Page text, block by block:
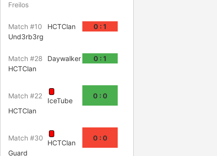
Freilos
Match #10 HCTClan
0 : 1
Und3rb3rg
Match #28 Daywalker
0 : 1
HCTClan
Match #22
IceTube
0 : 0
HCTClan
Match #30
HCTClan
0 : 0
Guard